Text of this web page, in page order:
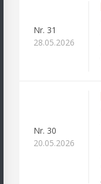
Nr. 31
28.05.2026
Nr. 30
20.05.2026